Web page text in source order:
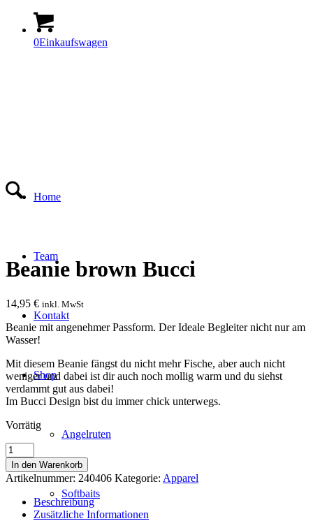
0Einkaufswagen
Home
Team
Kontakt
Shop
Angelruten
Softbaits
Beanie brown Bucci
14,95 € inkl. MwSt
Beanie mit angenehmer Passform. Der Ideale Begleiter nicht nur am
Wasser!
Mit diesem Beanie fängst du nicht mehr Fische, aber auch nicht
weniger und dabei ist dir auch noch mollig warm und du siehst
verdammt gut aus dabei!
Im Bucci Design bist du immer chick unterwegs.
Vorrätig
Beanie
brown
Bucci
Menge
In den Warenkorb
Artikelnummer: 240406 Kategorie: Apparel
Beschreibung
Zusätzliche Informationen